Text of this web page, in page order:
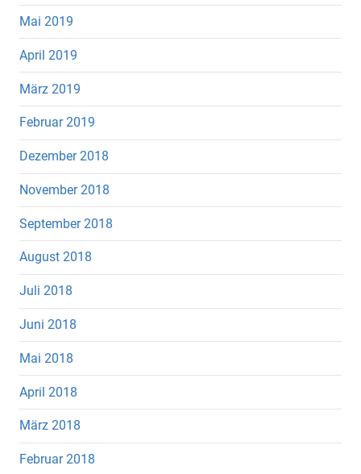
Mai 2019
April 2019
März 2019
Februar 2019
Dezember 2018
November 2018
September 2018
August 2018
Juli 2018
Juni 2018
Mai 2018
April 2018
März 2018
Februar 2018